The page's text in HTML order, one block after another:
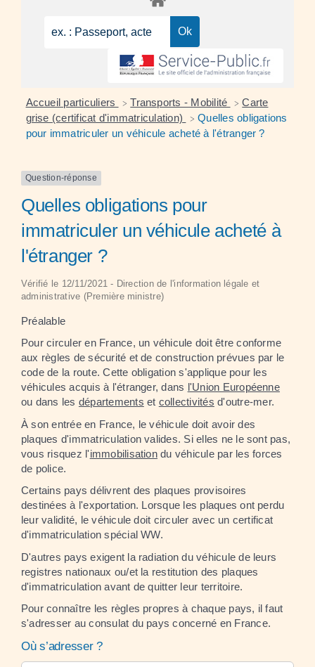
Accueil particuliers > Transports - Mobilité > Carte
grise (certificat d'immatriculation)
> Quelles obligations
pour immatriculer un véhicule acheté à l'étranger ?
Question-réponse
Quelles obligations pour
immatriculer un véhicule acheté à
l'étranger ?
Vérifié le 12/11/2021 - Direction de l'information légale et
administrative (Première ministre)
Préalable
Pour circuler en France, un véhicule doit être conforme
aux règles de sécurité et de construction prévues par le
code de la route. Cette obligation s'applique pour les
véhicules acquis à l'étranger, dans l'Union Européenne
ou dans les départements et collectivités d'outre-mer.
À son entrée en France, le véhicule doit avoir des
plaques d'immatriculation valides. Si elles ne le sont pas,
vous risquez l'immobilisationdu véhicule par les forces
de police.
Certains pays délivrent des plaques provisoires
destinées à l'exportation. Lorsque les plaques ont perdu
leur validité, le véhicule doit circuler avec un certificat
d'immatriculation spécial WW.
D'autres pays exigent la radiation du véhicule de leurs
registres nationaux ou/et la restitution des plaques
d'immatriculation avant de quitter leur territoire.
Pour connaître les règles propres à chaque pays, il faut
s'adresser au consulat du pays concerné en France.
Où s’adresser ?